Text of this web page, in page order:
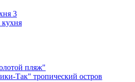
3
кухня
пляж"
Так" тропический остров